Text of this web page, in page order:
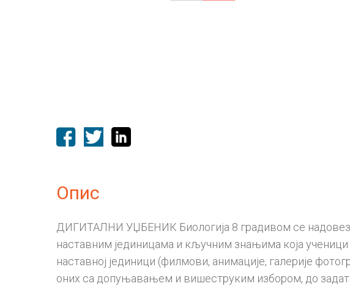
Опис
ДИГИТАЛНИ УЏБЕНИК Биологија 8 градивом се
наставним јединицама и кључним знањима која
наставној јединици (филмови, анимације, галерије
оних са допуњавањем и вишеструким избором, до